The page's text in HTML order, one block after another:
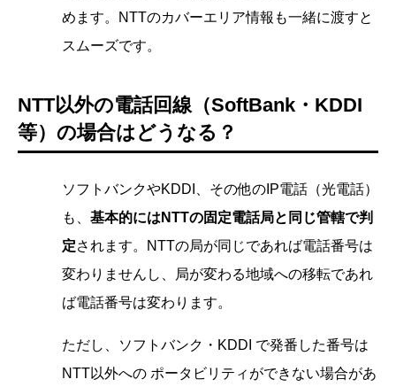
めます。NTTのカバーエリア情報も一緒に渡すと
スムーズです。
NTT以外の電話回線（SoftBank・KDDI
等）の場合はどうなる？
ソフトバンクやKDDI、その他のIP電話（光電話）
も、 基本的にはNTTの固定電話局と同じ管轄で判
定されます。NTTの局が同じであれば電話番号は
変わりませんし、局が変わる地域への移転であれ
ば電話番号は変わります。
ただし、ソフトバンク・KDDI で発番した番号は
NTT以外への ポータビリティができない場合があ